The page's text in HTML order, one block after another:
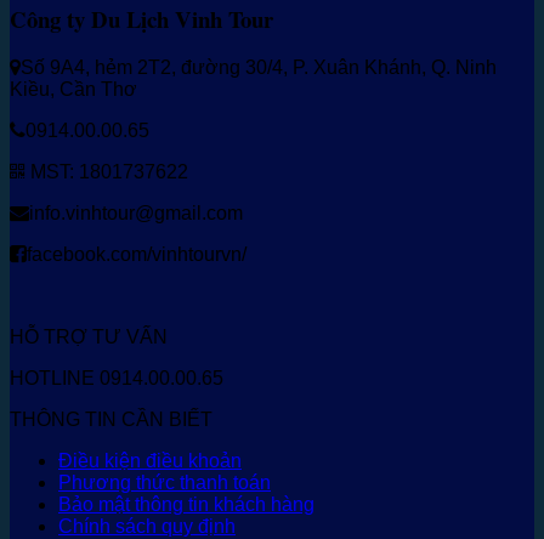
Công ty Du Lịch Vinh Tour
Số 9A4, hẻm 2T2, đường 30/4, P. Xuân Khánh, Q. Ninh
Kiều, Cần Thơ
0914.00.00.65
MST: 1801737622
info.vinhtour@gmail.com
facebook.com/vinhtourvn/
HỖ TRỢ TƯ VẤN
HOTLINE 0914.00.00.65
THÔNG TIN CẦN BIẾT
Điều kiện điều khoản
Phương thức thanh toán
Bảo mật thông tin khách hàng
Chính sách quy định